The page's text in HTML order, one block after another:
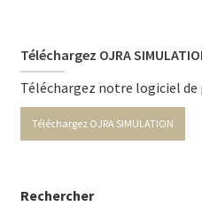
Téléchargez OJRA
Téléchargez notre logiciel
Téléchargez OJRA SIMULATION
Rechercher